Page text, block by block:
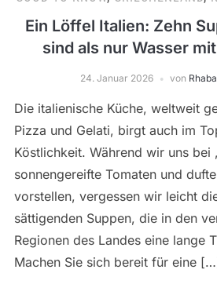
Ein Löffel Italien: Zehn
sind als nur Wasser
24. Januar 2026 von
Die italienische Küche, weltweit
Pizza und Gelati, birgt auch im
Köstlichkeit. Während wir uns bei
sonnengereifte Tomaten und
vorstellen, vergessen wir leicht
sättigenden Suppen, die in den
Regionen des Landes eine lange
Machen Sie sich bereit für eine